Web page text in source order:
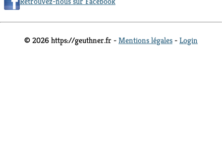
© 2026 https://geuthner.fr -Mentions légales -Login